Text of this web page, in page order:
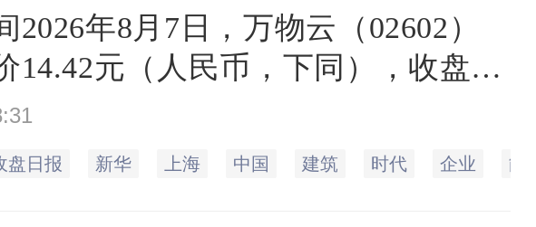
2026年8月7日，万物云（02602）
14.42元（人民币，下同），收盘于
相比上一个交易日的收盘价14.75
1%。当日最高价14.9元，最低达
盘日报 新华 上海 中国 建筑 时代 企业 能源